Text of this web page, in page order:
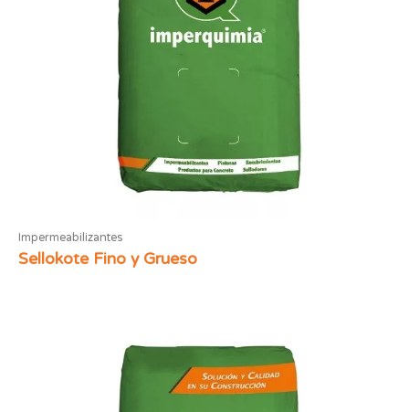
Impermeabilizantes
Sellokote Fino y Grueso